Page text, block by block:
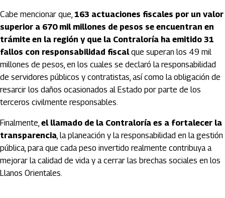
Cabe mencionar que, 163 actuaciones fiscales por un valor
superior a 670 mil millones de pesos se encuentran en
trámite en la región y que la Contraloría ha emitido 31
fallos con responsabilidad fiscalque superan los 49 mil
millones de pesos, en los cuales se declaró la responsabilidad
de servidores públicos y contratistas, así como la obligación de
resarcir los daños ocasionados al Estado por parte de los
terceros civilmente responsables.
Finalmente, el llamado de la Contraloría es a fortalecer la
transparencia, la planeación y la responsabilidad en la gestión
pública, para que cada peso invertido realmente contribuya a
mejorar la calidad de vida y a cerrar las brechas sociales en los
Llanos Orientales.